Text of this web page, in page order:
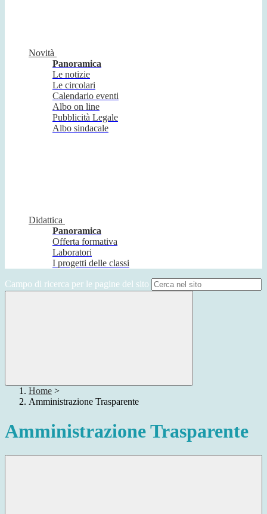
Novità
Panoramica
Le notizie
Le circolari
Calendario eventi
Albo on line
Pubblicità Legale
Albo sindacale
Didattica
Panoramica
Offerta formativa
Laboratori
I progetti delle classi
Campo di ricerca per le pagine del sito
Home >
Amministrazione Trasparente
Amministrazione Trasparente